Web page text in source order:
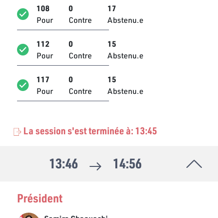
Abir Moussi
Bloc PDL
Adnene Ben Brahim
Indépendant
Ahmed Ben Ayed
Ali Hermassi
Ali Tayachi
108
Pour
0
Contre
17
Abstenu.e
112
Pour
0
Contre
15
Abstenu.e
117
Pour
0
Contre
15
Abstenu.e
La session s'est terminée à: 13:45
13:46 14:56
Président